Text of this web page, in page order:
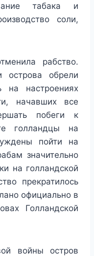
табака и
соли,
рабство.
острова обрели
на настроениях
начавших все
побеги к
голландцы на
пойти на
значительно
на голландской
прекратилось
официально в
Голландской
войны остров